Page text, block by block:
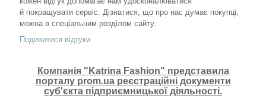
й покращувати сервіс. Дізнатися, що про нас думає покупці,
можна в спеціальним розділом сайту.
Подивитися відгуки
Компанія "Katrina Fashion" представила
порталу prom.ua реєстраційні документи
суб'єкта підприємницької діяльності.